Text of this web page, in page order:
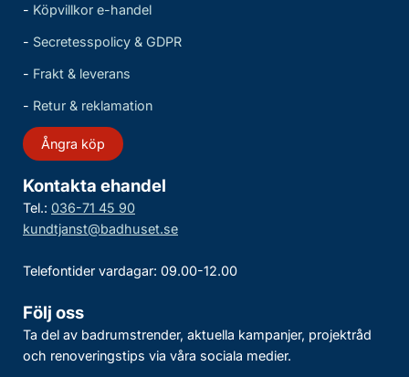
- Köpvillkor e-handel
- Secretesspolicy & GDPR
- Frakt & leverans
- Retur & reklamation
Ångra köp
Kontakta ehandel
Tel.: 036-71 45 90
kundtjanst@badhuset.se
Telefontider vardagar: 09.00-12.00
Följ oss
Ta del av badrumstrender, aktuella kampanjer, projektråd
och renoveringstips via våra sociala medier.